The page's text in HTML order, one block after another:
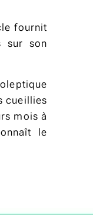
fournit
sur son
cueillies
mois à
le